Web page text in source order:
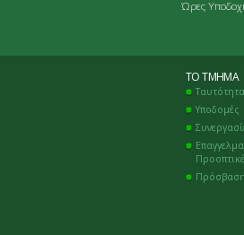
Ώρες
ΤΟ ΤΜΉΜΑ
Υποδομές
Πρόσβαση